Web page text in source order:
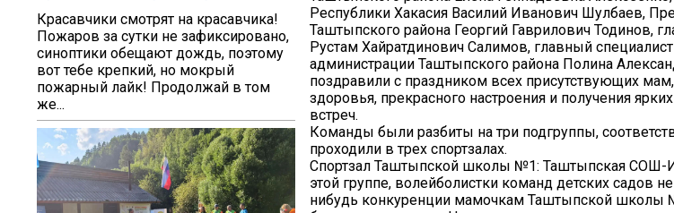
Красавчики смотрят на красавчика!
Пожаров за сутки не зафиксировано,
синоптики обещают дождь, поэтому
вот тебе крепкий, но мокрый
пожарный лайк! Продолжай в том
же...
Республики Хакасия Василий Иванович Шулбаев,
Таштыпского района Георгий Гаврилович Тодинов,
Рустам Хайратдинович Салимов, главный
администрации Таштыпского района Полина
поздравили с праздником всех присутствующих
здоровья, прекрасного настроения и получения
встреч.
Команды были разбиты на три подгруппы,
проходили в трех спортзалах.
Спортзал Таштыпской школы №1: Таштыпская СОШ-
этой группе, волейболистки команд детских садов
нибудь конкуренции мамочкам Таштыпской школы